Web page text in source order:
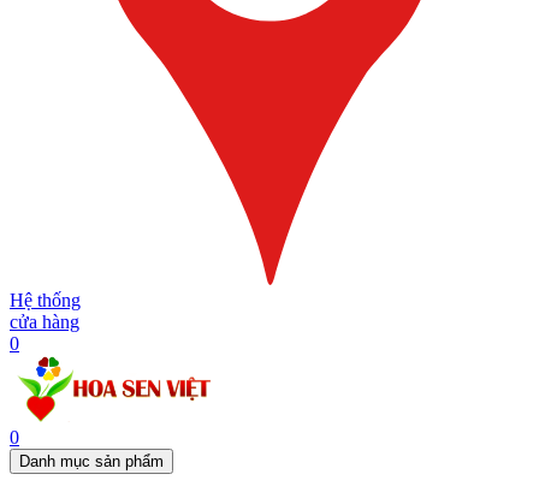
Hệ thống
cửa hàng
0
0
Danh mục sản phẩm